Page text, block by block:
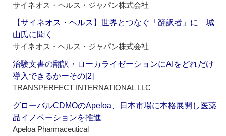
サイネオス・ヘルス・ジャパン株式会社
【サイネオス・ヘルス】世界とつなぐ「翻訳者」に 城
山氏に聞く
サイネオス・ヘルス・ジャパン株式会社
治験文書の翻訳・ローカライゼーションにAIをどれだけ
導入できるかーその[2]
TRANSPERFECT INTERNATIONAL LLC
グローバルCDMOのApeloa、日本市場に本格展開し医薬
品イノベーションを推進
Apeloa Pharmaceutical